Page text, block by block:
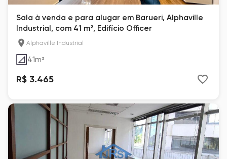
Sala à venda e para alugar em Barueri, Alphaville
Industrial, com 41 m², Edifício Officer
Alphaville Industrial
41m²
R$ 3.465